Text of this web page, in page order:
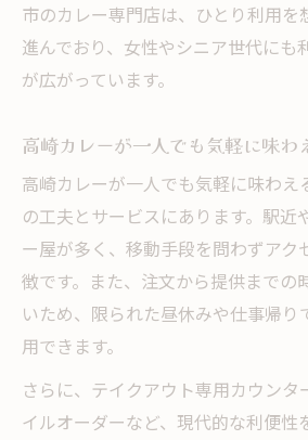
市のカレー専門店は、ひとり利用を
進んでおり、女性やシニア世代にも
が広がっています。
高崎カレーが一人でも気軽に味わ
高崎カレーが一人でも気軽に味わえ
の工夫とサービスにあります。駅近
ー屋が多く、移動手段を問わずアク
徴です。また、注文から提供までの
いため、限られた昼休みや仕事帰り
用できます。
さらに、テイクアウト専用カウン
イルオーダーなど、現代的な利便性